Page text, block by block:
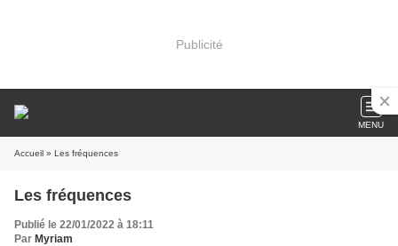
Publicité
MENU
Accueil » Les fréquences
Les fréquences
Publié le 22/01/2022 à 18:11
Par Myriam